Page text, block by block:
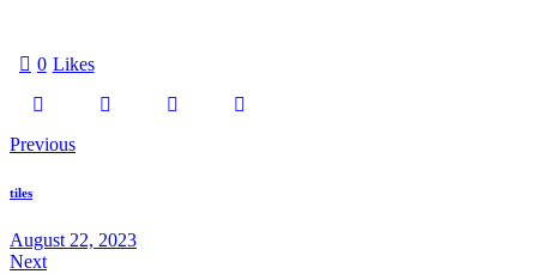
0 Likes
Previous
tiles
August 22, 2023
Next